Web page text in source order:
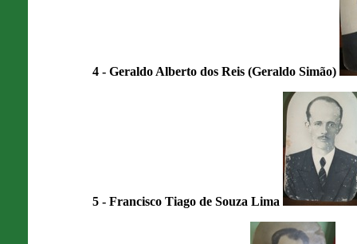
4 - Geraldo Alberto dos Reis (Geraldo Simão)
5 - Francisco Tiago de Souza Lima